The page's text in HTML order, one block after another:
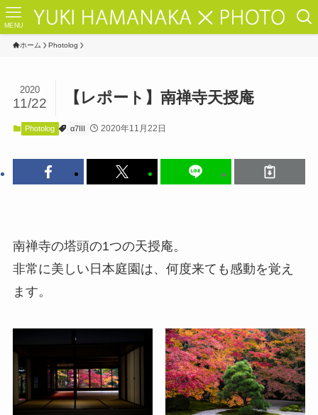
MENU
ホーム Photolog
【レポート】南禅寺天授庵
2020
11/22
Photolog α7III 2020年11月22日
南禅寺の塔頭の1つの天授庵。
非常に美しい日本庭園は、何度来ても感動を覚え
ます。